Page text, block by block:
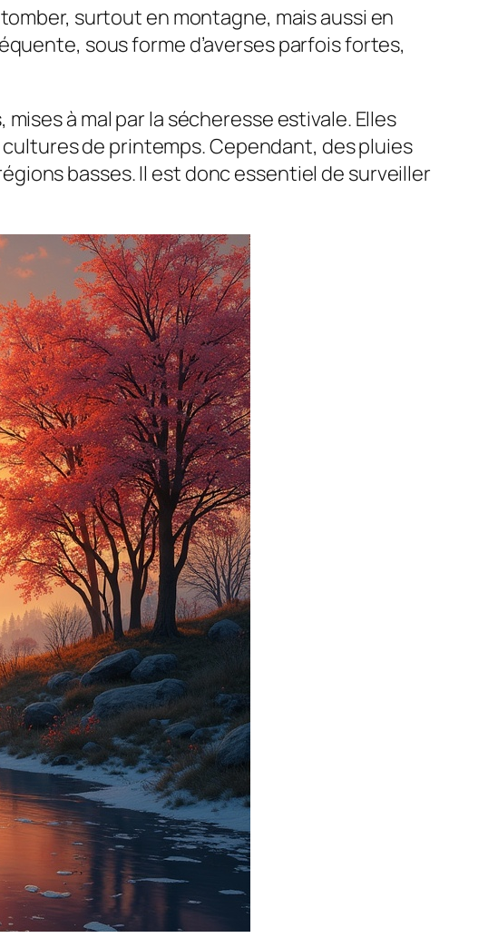
surtout en montagne, mais aussi en
sous forme d’averses parfois fortes,
à mal par la sécheresse estivale. Elles
de printemps. Cependant, des pluies
basses. Il est donc essentiel de surveiller